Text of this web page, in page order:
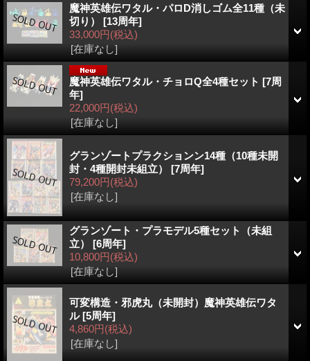
魔神英雄伝ワタル・パロD消しゴム全11種（未
切り） [13周年]
33,000円(税込)
[在庫なし]
魔神英雄伝ワタル・チョロQ全4種セット [7周
年]
22,000円(税込)
[在庫なし]
グランゾートプラクションン14種（10種未開
封・4種開封未組立） [7周年]
79,200円(税込)
[在庫なし]
グランゾート・プラモデル5種セット（未組
立） [6周年]
10,800円(税込)
[在庫なし]
可変構造・邪虎丸（未開封）魔神英雄伝ワタ
ル[5周年]
4,860円(税込)
[在庫なし]